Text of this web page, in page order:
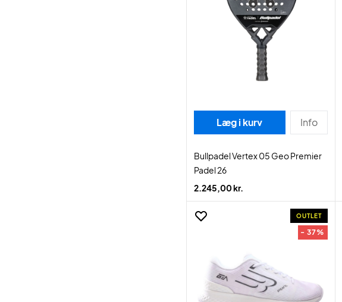
Læg i kurv Info
Bullpadel Vertex 05 Geo Premier
Padel 26
2.245,00 kr.
OUTLET
- 37%